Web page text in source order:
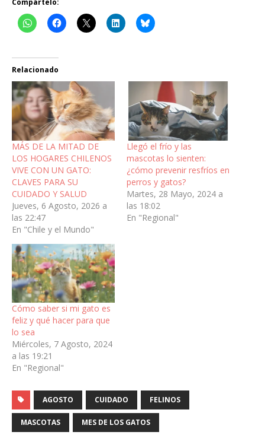
Compártelo:
Relacionado
MÁS DE LA MITAD DE
LOS HOGARES CHILENOS
VIVE CON UN GATO:
CLAVES PARA SU
CUIDADO Y SALUD
Jueves, 6 Agosto, 2026 a
las 22:47
En "Chile y el Mundo"
Llegó el frío y las
mascotas lo sienten:
¿cómo prevenir resfríos en
perros y gatos?
Martes, 28 Mayo, 2024 a
las 18:02
En "Regional"
Cómo saber si mi gato es
feliz y qué hacer para que
lo sea
Miércoles, 7 Agosto, 2024
a las 19:21
En "Regional"
AGOSTO CUIDADO FELINOS
MASCOTAS MES DE LOS GATOS